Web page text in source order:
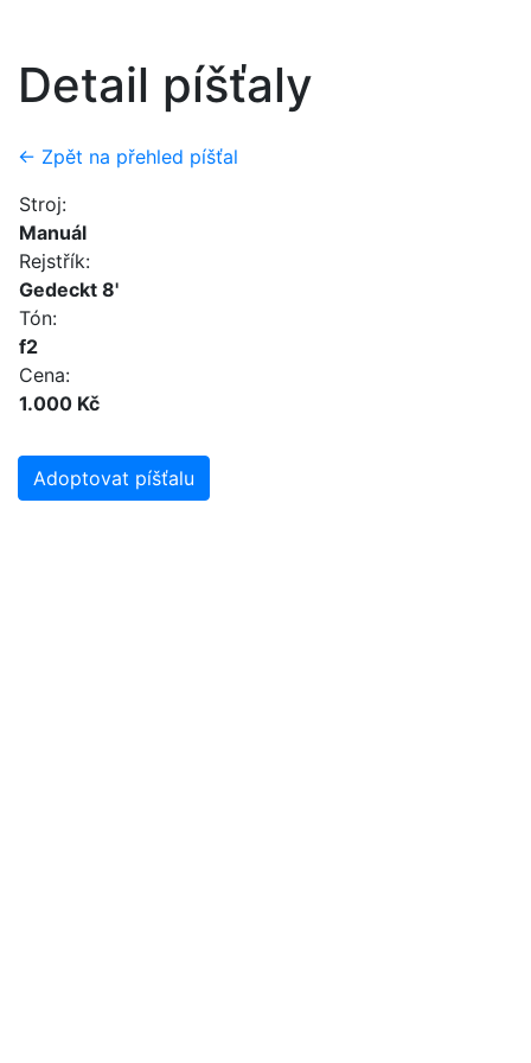
Detail píšťaly
← Zpět na přehled píšťal
Stroj:
Manuál
Rejstřík:
Gedeckt 8'
Tón:
f2
Cena:
1.000 Kč
Adoptovat píšťalu